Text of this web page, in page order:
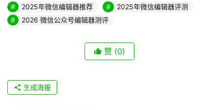
后续我们也会持续更新各类新媒体运营工具的评测内容，帮
你找到更多能提升效率的实用工具。
阅读量： 86